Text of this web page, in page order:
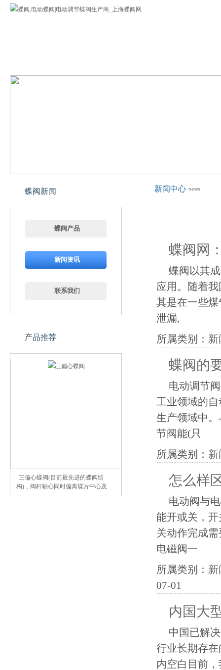
新闻中心 news
蝶阀网
蝶阀以其
应用。随着
其是在一些
泄漏,
所属类别：
蝶阀的
电动调节
工业领域的
生产领域中
节阀能(只
所属类别：
怎么样
电动阀与
能开或关，
关动作完成
电磁阀一
所属类别：
07-01
内国大
中国已解
行业长期存
内空白目前
蝶阀新闻
蝶阀产品
新闻资讯
联系我们
产品推荐
三偏心蝶阀(目前最先进的蝶阀结
构)，阀杆轴心同时偏离碟片中心及